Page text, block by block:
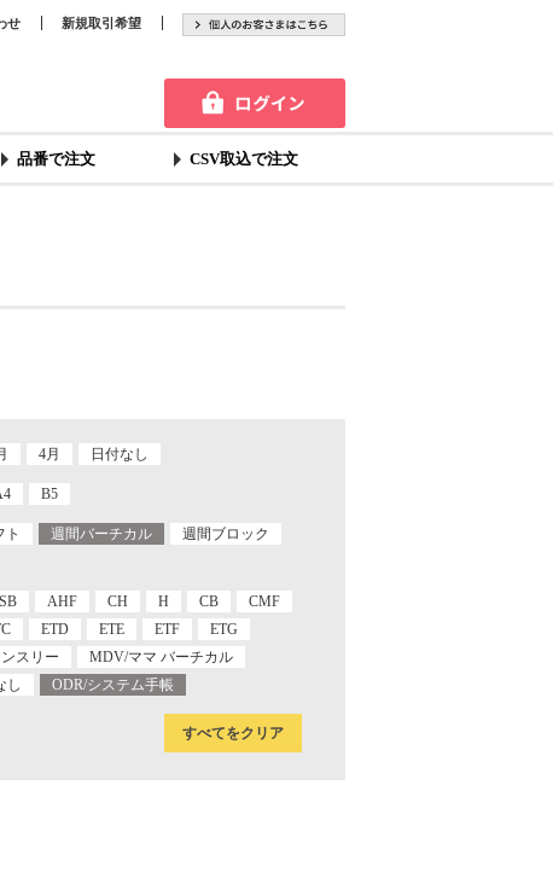
せ 新規取引希望
品番で注文 CSV取込で注文
4月 日付なし
B5
ト 週間バーチカル
週間ブロック
SB AHF CH H CB
CMF
ETD ETE ETF
ETG
スリー
MDV/ママ バーチカル
し ODR/システム手帳
すべてをクリア